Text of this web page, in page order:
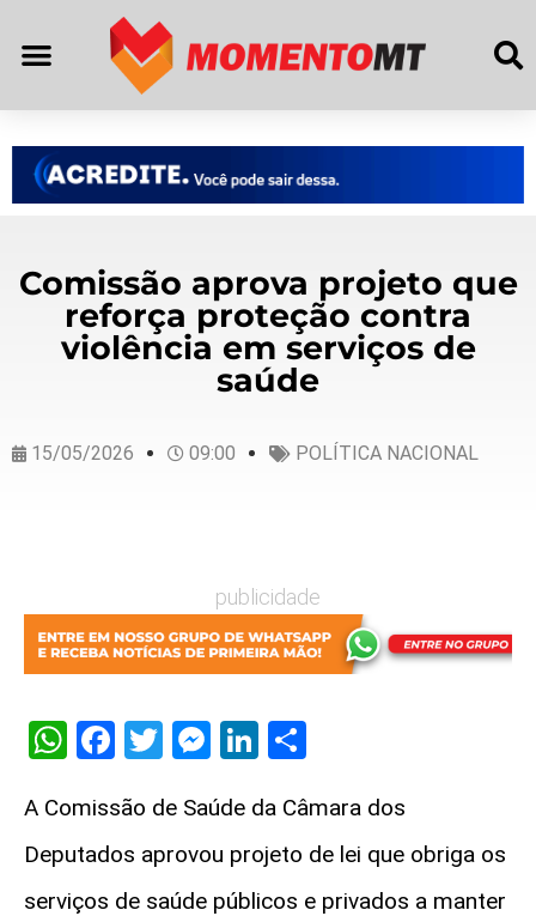
Comissão aprova projeto que
reforça proteção contra
violência em serviços de
saúde
15/05/2026 09:00 POLÍTICA NACIONAL
publicidade
WhatsApp
Facebook
Twitter
Messenger
LinkedIn
A Comissão de Saúde da Câmara dos
Deputados aprovou projeto de lei que obriga os
serviços de saúde públicos e privados a manter